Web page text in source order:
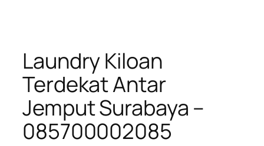
Laundry Kiloan
Terdekat Antar
Jemput Surabaya –
085700002085